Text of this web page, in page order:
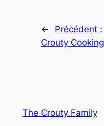
←
Précédent :
Crouty Cooking
The Crouty Family